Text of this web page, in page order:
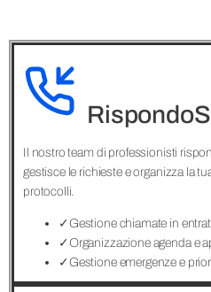
Il nostro team di professionisti
gestisce le richieste e organizza la
protocolli.
✓Gestione chiamate in
✓Organizzazione agenda e
✓Gestione emergenze e